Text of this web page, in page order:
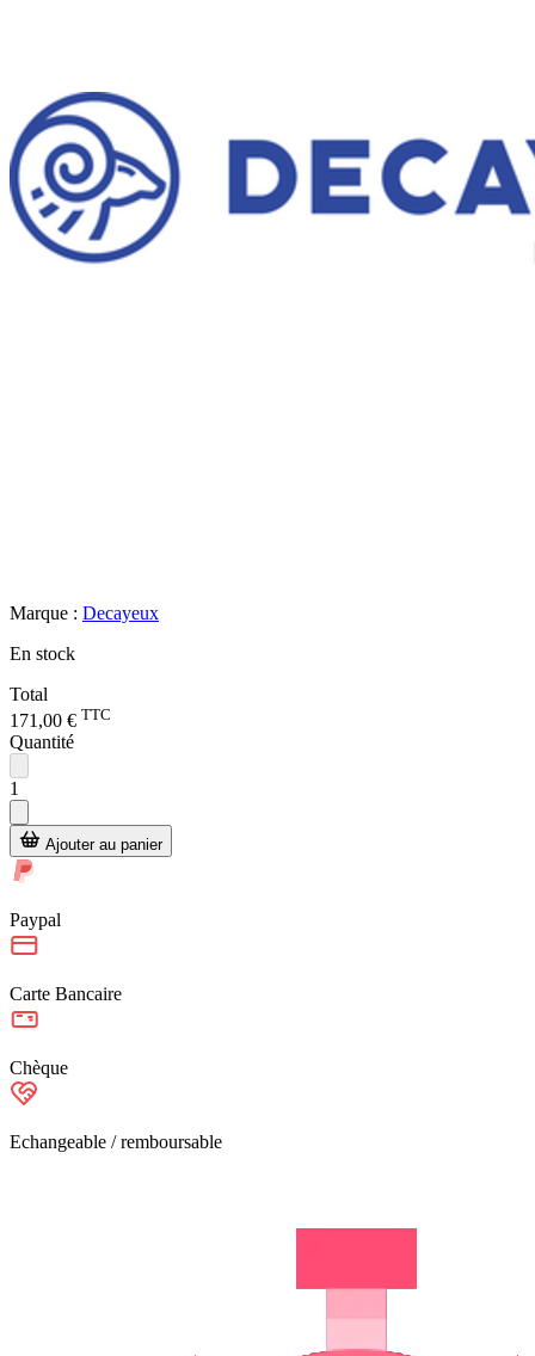
Marque : Decayeux
En stock
Total
171,00 € TTC
Quantité
1
Ajouter au panier
Paypal
Carte Bancaire
Chèque
Echangeable / remboursable